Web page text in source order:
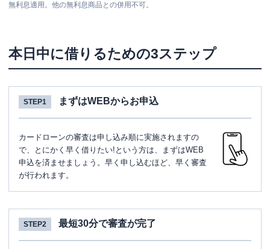
無利息適用。他の無利息商品との併用不可。
本日中に借りるための3ステップ
STEP1 まずはWEBからお申込
カードローンの審査は申し込み順に実施されますの
で、とにかく早く借りたい!という方は、まずはWEB
申込を済ませましょう。早く申し込むほど、早く審査
が行われます。
STEP2 最短30分で審査が完了